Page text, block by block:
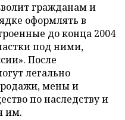
гражданам и
оформлять в
до конца 2004
под ними,
После
легально
мены и
по наследству и
им.